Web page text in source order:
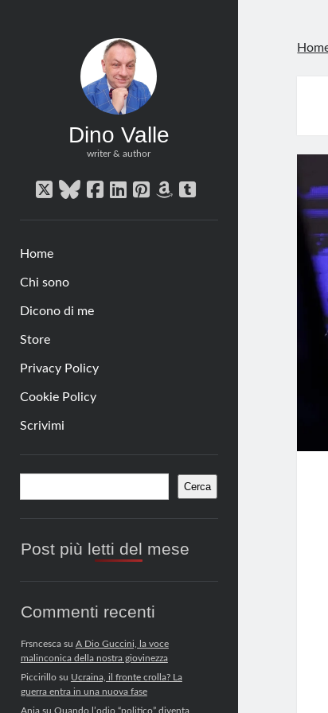
Dino Valle
writer & author
twitterbluesky
facebook
linkedin
pinterest
amazon
tumblr
Home
Chi sono
Dicono di me
Store
Privacy Policy
Cookie Policy
Scrivimi
Barra
laterale
Cerca
Post più letti del mese
Commenti recenti
Frsncescasu A Dio Guccini, la voce
malinconica della nostra giovinezza
Piccirillosu Ucraina, il fronte crolla? La
guerra entra in una nuova fase
Anjasu Quando l’odio “politico” diventa